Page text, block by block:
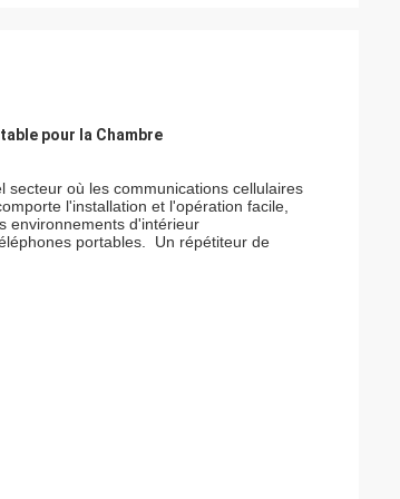
pour la Chambre
où les communications cellulaires
l'installation et l'opération facile,
environnements d'intérieur
portables. Un répétiteur de